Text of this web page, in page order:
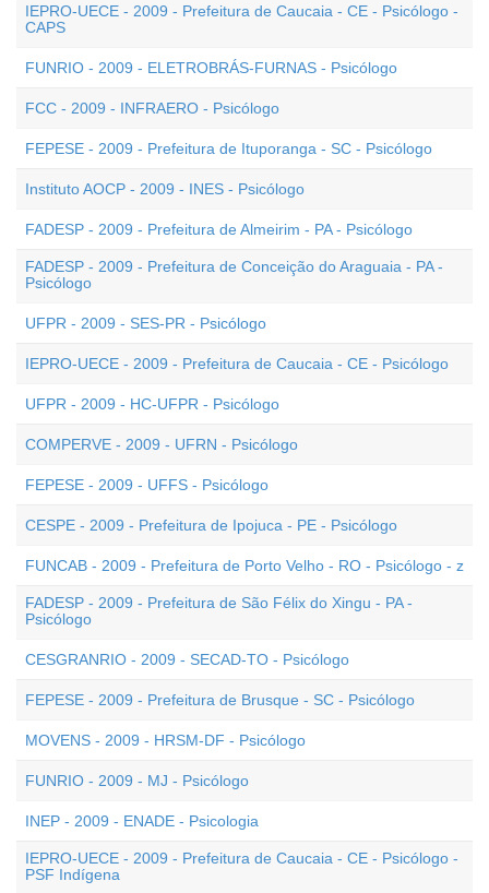
IEPRO-UECE - 2009 - Prefeitura de Caucaia - CE - Psicólogo -
CAPS
FUNRIO - 2009 - ELETROBRÁS-FURNAS - Psicólogo
FCC - 2009 - INFRAERO - Psicólogo
FEPESE - 2009 - Prefeitura de Ituporanga - SC - Psicólogo
Instituto AOCP - 2009 - INES - Psicólogo
FADESP - 2009 - Prefeitura de Almeirim - PA - Psicólogo
FADESP - 2009 - Prefeitura de Conceição do Araguaia - PA -
Psicólogo
UFPR - 2009 - SES-PR - Psicólogo
IEPRO-UECE - 2009 - Prefeitura de Caucaia - CE - Psicólogo
UFPR - 2009 - HC-UFPR - Psicólogo
COMPERVE - 2009 - UFRN - Psicólogo
FEPESE - 2009 - UFFS - Psicólogo
CESPE - 2009 - Prefeitura de Ipojuca - PE - Psicólogo
FUNCAB - 2009 - Prefeitura de Porto Velho - RO - Psicólogo - z
FADESP - 2009 - Prefeitura de São Félix do Xingu - PA -
Psicólogo
CESGRANRIO - 2009 - SECAD-TO - Psicólogo
FEPESE - 2009 - Prefeitura de Brusque - SC - Psicólogo
MOVENS - 2009 - HRSM-DF - Psicólogo
FUNRIO - 2009 - MJ - Psicólogo
INEP - 2009 - ENADE - Psicologia
IEPRO-UECE - 2009 - Prefeitura de Caucaia - CE - Psicólogo -
PSF Indígena